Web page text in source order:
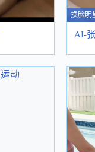
换脸明
AI-